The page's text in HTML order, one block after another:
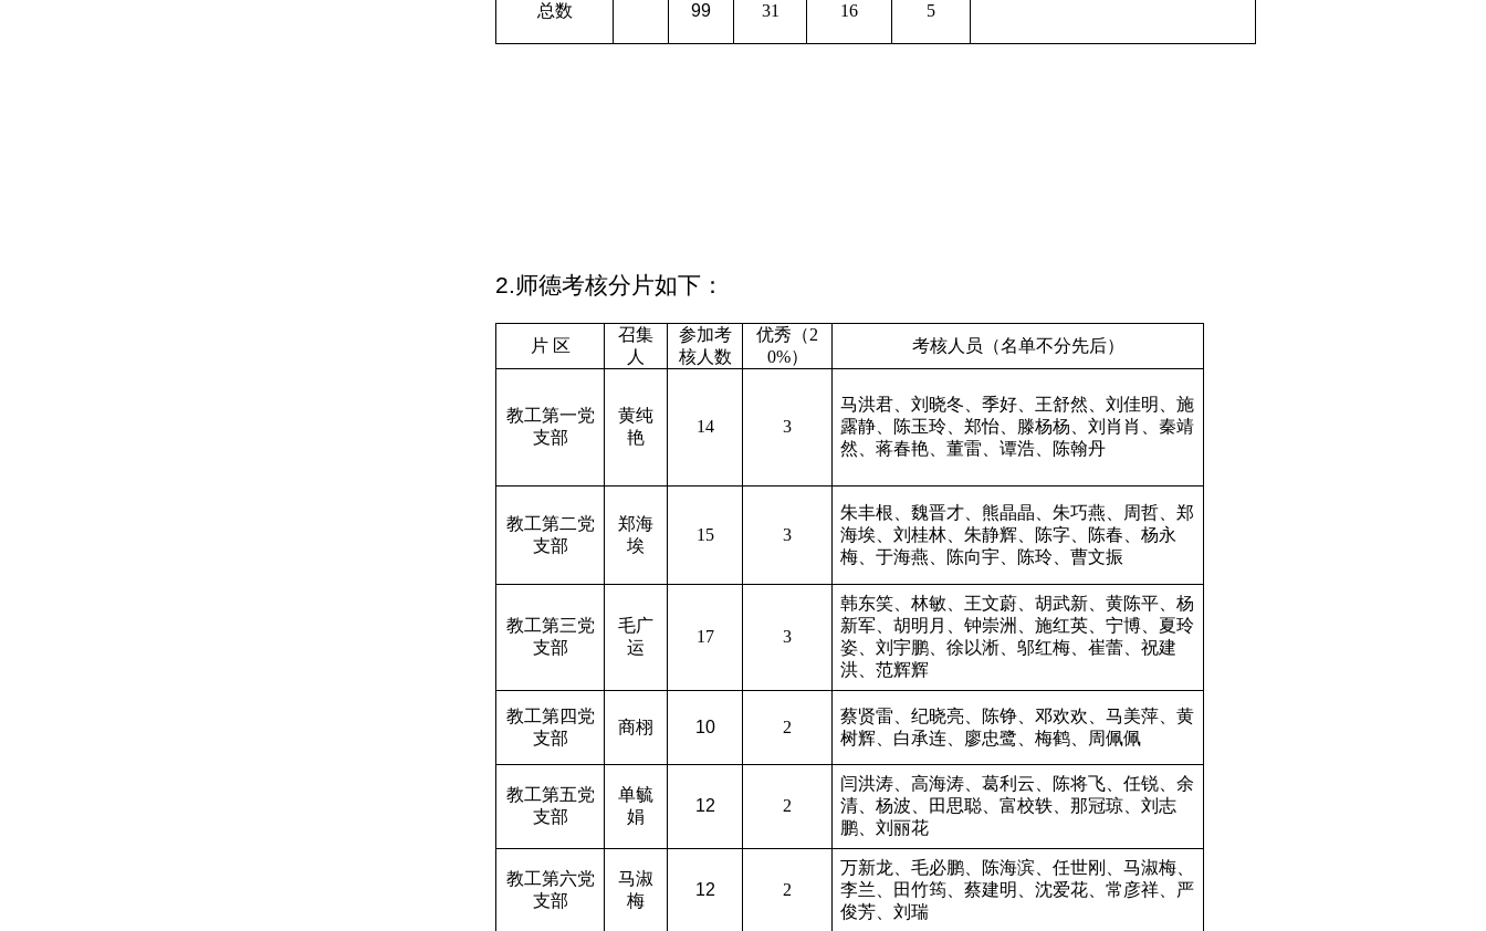
总数 99 31 16 5
2.师德考核分片如下：
片 区
召集
人
参加考
核人数
优秀（2
0%）
考核人员（名单不分先后）
教工第一党
支部
黄纯
艳
14 3
马洪君、刘晓冬、季好、王舒然、刘佳明、施
露静、陈玉玲、郑怡、滕杨杨、刘肖肖、秦靖
然、蒋春艳、董雷、谭浩、陈翰丹
教工第二党
支部
郑海
埃
15 3
朱丰根、魏晋才、熊晶晶、朱巧燕、周哲、郑
海埃、刘桂林、朱静辉、陈字、陈春、杨永
梅、于海燕、陈向宇、陈玲、曹文振
教工第三党
支部
毛广
运
17 3
韩东笑、林敏、王文蔚、胡武新、黄陈平、杨
新军、胡明月、钟崇洲、施红英、宁博、夏玲
姿、刘宇鹏、徐以淅、邬红梅、崔蕾、祝建
洪、范辉辉
教工第四党
支部
商栩 10 2
蔡贤雷、纪晓亮、陈铮、邓欢欢、马美萍、黄
树辉、白承连、廖忠鹭、梅鹤、周佩佩
教工第五党
支部
单毓
娟
12 2
闫洪涛、高海涛、葛利云、陈将飞、任锐、余
清、杨波、田思聪、富校轶、那冠琼、刘志
鹏、刘丽花
教工第六党
支部
马淑
梅
12 2
万新龙、毛必鹏、陈海滨、任世刚、马淑梅、
李兰、田竹筠、蔡建明、沈爱花、常彦祥、严
俊芳、刘瑞